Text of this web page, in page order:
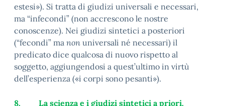
estesi»). Si tratta di giudizi universali e necessari,
ma “infecondi” (non accrescono le nostre
conoscenze). Nei giudizi sintetici a posteriori
(“fecondi” ma non universali né necessari) il
predicato dice qualcosa di nuovo rispetto al
soggetto, aggiungendosi a quest’ultimo in virtù
dell’esperienza («i corpi sono pesanti»).
8. La scienza e i giudizi sintetici a priori.